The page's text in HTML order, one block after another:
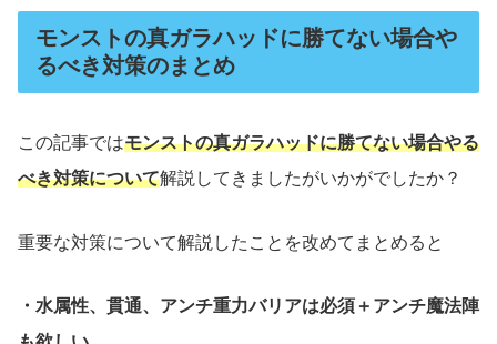
モンストの真ガラハッドに勝てない場合や
るべき対策のまとめ
この記事ではモンストの真ガラハッドに勝てない場合やる
べき対策について解説してきましたがいかがでしたか？
重要な対策について解説したことを改めてまとめると
・水属性、貫通、アンチ重力バリアは必須＋アンチ魔法陣